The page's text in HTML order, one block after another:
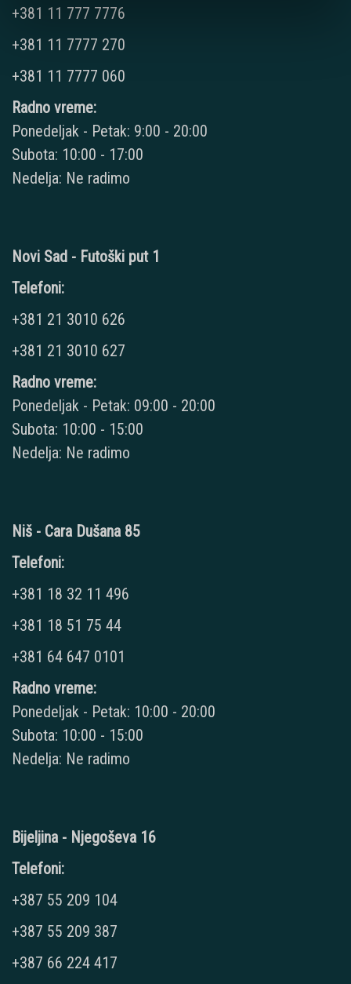
+381 11 777 7776
+381 11 7777 270
+381 11 7777 060
Radno vreme:
Ponedeljak - Petak: 9:00 - 20:00
Subota: 10:00 - 17:00
Nedelja: Ne radimo
Novi Sad - Futoški put 1
Telefoni:
+381 21 3010 626
+381 21 3010 627
Radno vreme:
Ponedeljak - Petak: 09:00 - 20:00
Subota: 10:00 - 15:00
Nedelja: Ne radimo
Niš - Cara Dušana 85
Telefoni:
+381 18 32 11 496
+381 18 51 75 44
+381 64 647 0101
Radno vreme:
Ponedeljak - Petak: 10:00 - 20:00
Subota: 10:00 - 15:00
Nedelja: Ne radimo
Bijeljina - Njegoševa 16
Telefoni:
+387 55 209 104
+387 55 209 387
+387 66 224 417